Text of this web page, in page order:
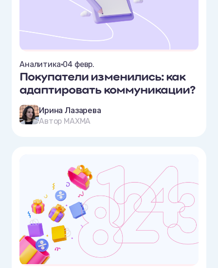
Аналитика•04 февр.
Покупатели изменились: как
адаптировать коммуникации?
Ирина Лазарева
Автор MAXMA